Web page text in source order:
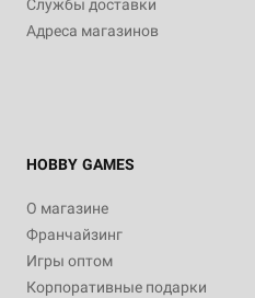
Службы доставки
Адреса магазинов
HOBBY GAMES
О магазине
Франчайзинг
Игры оптом
Корпоративные подарки